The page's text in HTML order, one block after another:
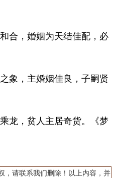
，婚姻为天结佳配，必
，主婚姻佳良，子嗣贤
，贫人主居奇货。《梦
，请联系我们删除！以上内容，并